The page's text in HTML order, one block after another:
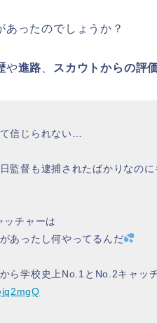
ったのでしょうか？
や進路 スカウトからの評
信じられない…
監督も逮捕されたばかりなの
ッチャーは
あったし何やってるんだ
ら学校史上No.1とNo.2キャッ